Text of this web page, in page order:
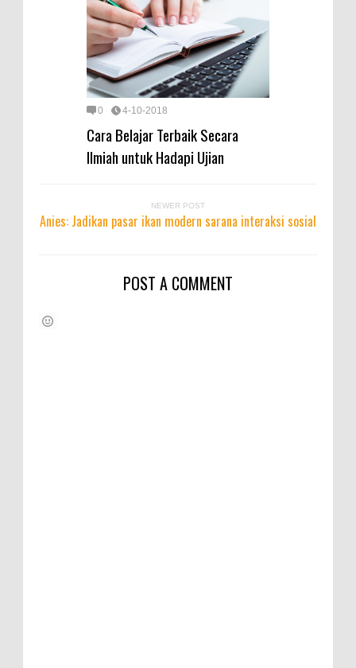
0 4-10-2018
Cara Belajar Terbaik Secara
Ilmiah untuk Hadapi Ujian
NEWER POST
Anies: Jadikan pasar ikan modern sarana interaksi sosial
POST A COMMENT